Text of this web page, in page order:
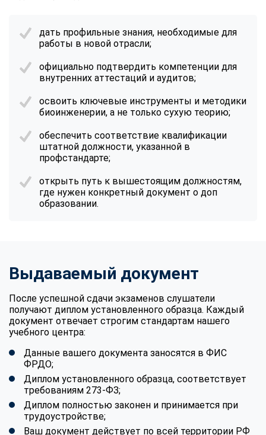
дать профильные знания, необходимые для
работы в новой отрасли;
официально подтвердить компетенции для
внутренних аттестаций и аудитов;
освоить ключевые инструменты и методики
биоинженерии, а не только сухую теорию;
обеспечить соответствие квалификации
штатной должности, указанной в
профстандарте;
открыть путь к вышестоящим должностям,
где нужен конкретный документ о доп
образовании.
Выдаваемый документ
После успешной сдачи экзаменов слушатели
получают диплом установленного образца. Каждый
документ отвечает строгим стандартам нашего
учебного центра:
Данные вашего документа заносятся в ФИС
ФРДО;
Диплом установленного образца, соответствует
требованиям 273-ФЗ;
Диплом полностью законен и принимается при
трудоустройстве;
Ваш документ действует по всей территории РФ